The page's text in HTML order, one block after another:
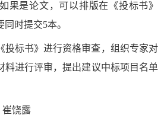
果是论文，可以排版在《投标书》
时提交5本。
投标书》进行资格审查，组织专家对
料进行评审，提出建议中标项目名单
崔饶露